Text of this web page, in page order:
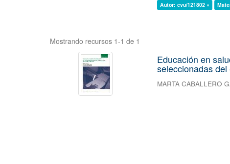
Autor: cvu/121802 ×
Mostrando recursos 1-1 de 1
Educación en
seleccionadas
MARTA CABALLERO